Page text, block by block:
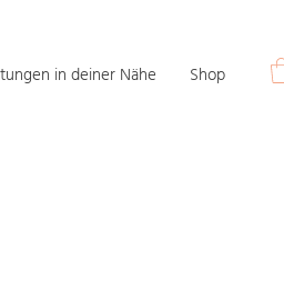
in deiner Nähe Shop